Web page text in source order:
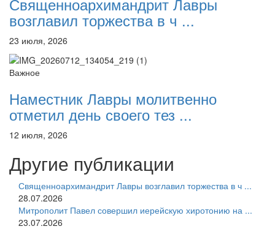
возглавил торжества в ч ...
23 июля, 2026
Важное
Наместник Лавры молитвенно
отметил день своего тез ...
12 июля, 2026
Другие публикации
Священноархимандрит Лавры возглавил торжества в ч ...
28.07.2026
Митрополит Павел совершил иерейскую хиротонию на ...
23.07.2026